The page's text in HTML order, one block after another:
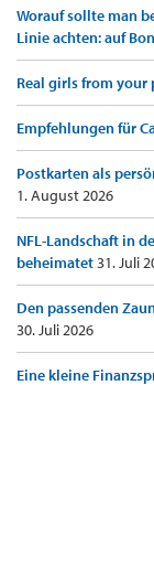
Worauf sollte man
Linie achten: auf
Real girls from your
Empfehlungen für
Postkarten als
1. August 2026
NFL-Landschaft in
beheimatet31. Juli
Den passenden
30. Juli 2026
Eine kleine